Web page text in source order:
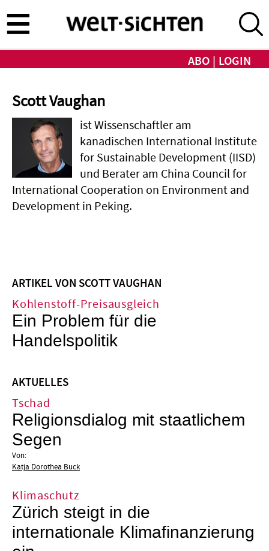
zum
Inhalt
ABO LOGIN
Scott Vaughan
ist Wissenschaftler am
kanadischen International Institute
for Sustainable Development (IISD)
und Berater am China Council for
International Cooperation on Environment and
Development in Peking.
ARTIKEL VON SCOTT VAUGHAN
Kohlenstoff-Preisausgleich
Ein Problem für die
Handelspolitik
AKTUELLES
Tschad
Religionsdialog mit staatlichem
Segen
Von:
Katja Dorothea Buck
Klimaschutz
Zürich steigt in die
internationale Klimafinanzierung